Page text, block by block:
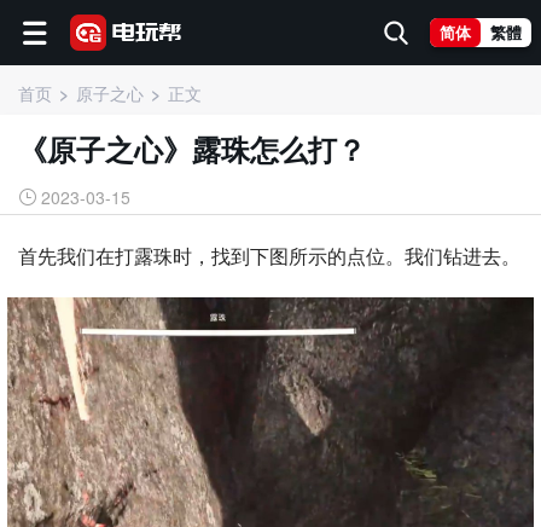
简体 繁體
首页 原子之心 正文
《原子之心》露珠怎么打？
2023-03-15
首先我们在打露珠时，找到下图所示的点位。我们钻进去。